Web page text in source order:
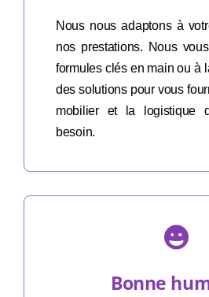
Nous nous adaptons à
nos prestations. Nous
formules clés en main ou à
des solutions pour vous
mobilier et la logistique
besoin.
Bonne